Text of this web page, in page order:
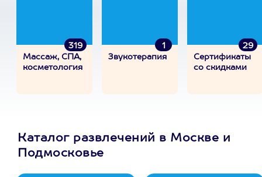
319
Массаж, СПА,
косметология
1
Звукотерапия
29
Сертификаты
со скидками
Каталог развлечений в Москве и
Подмосковье